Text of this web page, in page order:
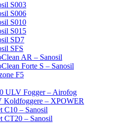
S003
S006
S010
S015
SD7
SFS
AR – Sanosil
Forte S – Sanosil
F5
ULV Fogger – Airofog
Koldfoggere – XPOWER
C10 – Sanosil
CT20 – Sanosil